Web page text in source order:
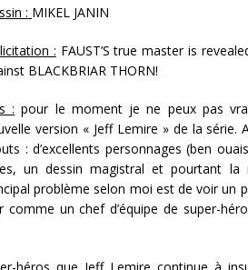
: MIKEL JANIN
: FAUST’S true master is
BLACKBRIAR THORN!
: pour le moment je ne peux pas
version « Jeff Lemire » de la
: d’excellents personnages (ben
un dessin magistral et pourtant la
problème selon moi est de voir un
comme un chef d’équipe de super-